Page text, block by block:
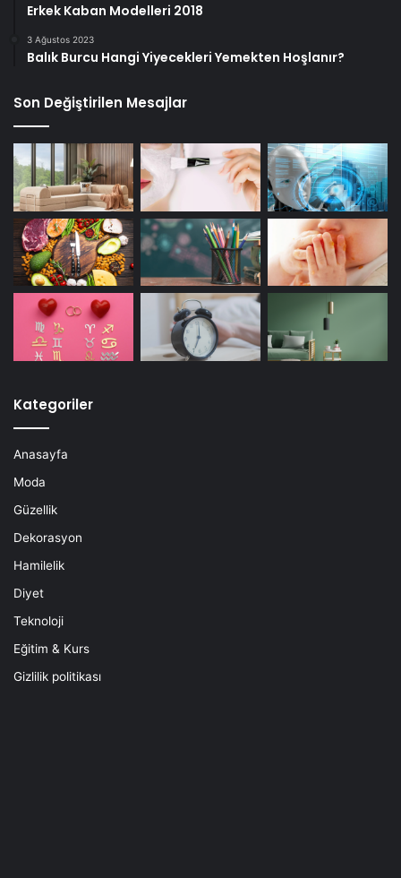
Erkek Kaban Modelleri 2018
3 Ağustos 2023
Balık Burcu Hangi Yiyecekleri Yemekten Hoşlanır?
Son Değiştirilen Mesajlar
Kategoriler
Anasayfa
Moda
Güzellik
Dekorasyon
Hamilelik
Diyet
Teknoloji
Eğitim & Kurs
Gizlilik politikası